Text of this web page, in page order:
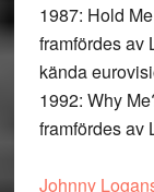
1987: Hold
framfördes av
kända
1992: Why
framfördes av
Johnny